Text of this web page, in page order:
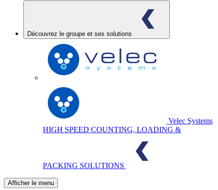
Découvrez le groupe et ses solutions
Velec Systems
HIGH SPEED COUNTING, LOADING &
PACKING SOLUTIONS
Afficher le menu